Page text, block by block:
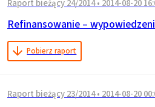
Raport bieżący 24/2014 • 2014-08-20
Refinansowanie –
Pobierz raport
Raport bieżący 23/2014 • 2014-08-20